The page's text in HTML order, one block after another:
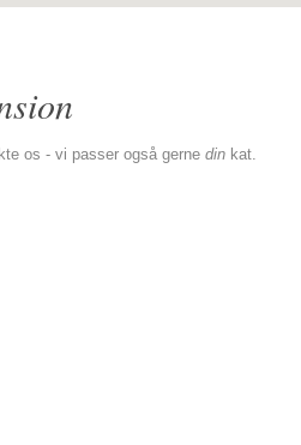
os - vi passer også gerne din kat.